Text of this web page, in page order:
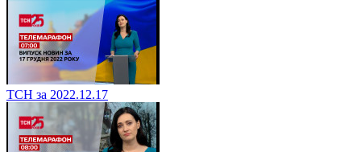
ТСН за 2022.12.17